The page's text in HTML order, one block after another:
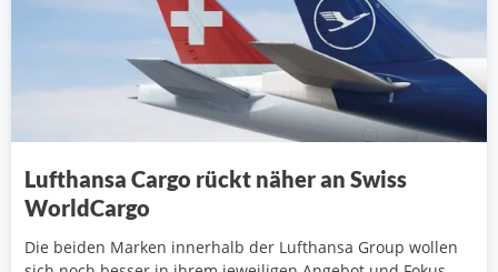
Lufthansa Cargo rückt näher an Swiss
WorldCargo
Die beiden Marken innerhalb der Lufthansa Group wollen